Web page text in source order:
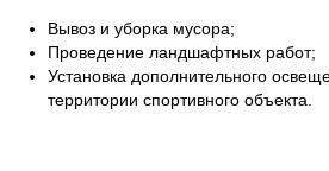
Вывоз и уборка мусора;
Проведение ландшафтных работ;
Установка дополнительного
территории спортивного объекта.